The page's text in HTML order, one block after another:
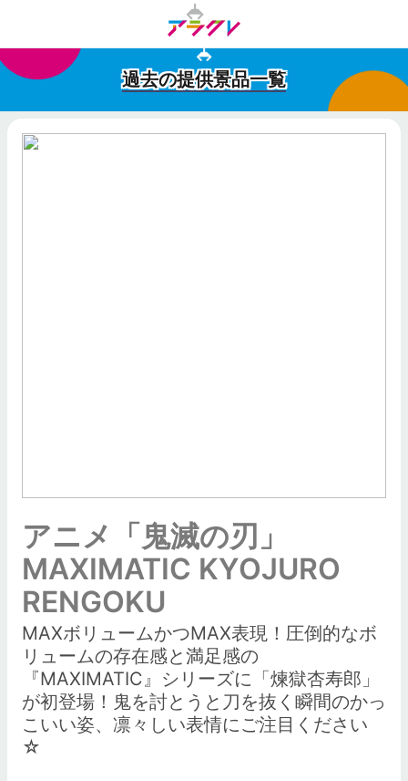
過去の提供景品一覧
アニメ「鬼滅の刃」
MAXIMATIC KYOJURO
RENGOKU
MAXボリュームかつMAX表現！圧倒的なボ
リュームの存在感と満足感の
『MAXIMATIC』シリーズに「煉獄杏寿郎」
が初登場！鬼を討とうと刀を抜く瞬間のかっ
こいい姿、凛々しい表情にご注目ください
☆